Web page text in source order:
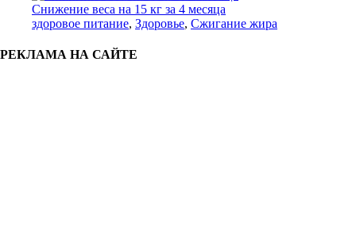
Снижение веса на 15 кг за 4 месяца
здоровое питание, Здоровье, Сжигание жира
РЕКЛАМА НА САЙТЕ